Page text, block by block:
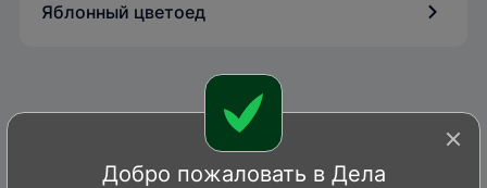
Яблонный цветоед
Добро пожаловать в Дела